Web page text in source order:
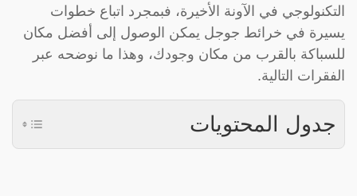
التكنولوجي في الآونة الأخيرة، فبمجرد اتباع خطوات
يسيرة في خرائط جوجل يمكن الوصول إلى أفضل مكان
للسباكة بالقرب من مكان وجودك، وهذا ما نوضحه عبر
الفقرات التالية.
جدول المحتويات